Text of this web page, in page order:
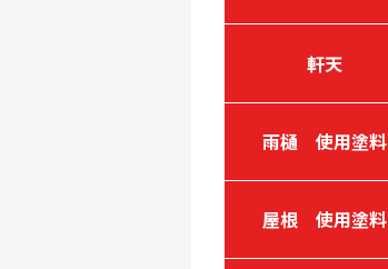
軒天
雨樋 使用塗料
屋根 使用塗料